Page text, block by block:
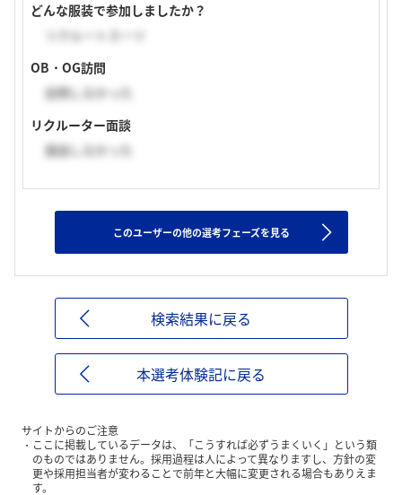
どんな服装で参加しましたか？
リクルートスーツ
OB・OG訪問
訪問しなかった
リクルーター面談
面談しなかった
このユーザーの他の選考フェーズを見る
検索結果に戻る
本選考体験記に戻る
サイトからのご注意
ここに掲載しているデータは、「こうすれば必ずうまくいく」という類
のものではありません。採用過程は人によって異なりますし、方針の変
更や採用担当者が変わることで前年と大幅に変更される場合もありえま
す。